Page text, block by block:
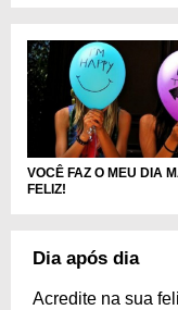
VOCÊ FAZ O MEU DIA
FELIZ!
Dia após dia
Acredite na sua